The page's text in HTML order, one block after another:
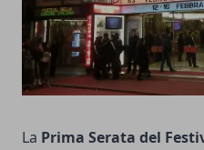
La Prima Serata del